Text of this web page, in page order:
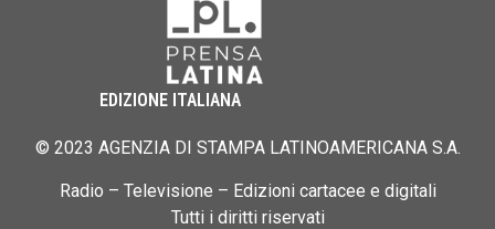
EDIZIONE ITALIANA
© 2023 AGENZIA DI STAMPA LATINOAMERICANA S.A.
Radio – Televisione – Edizioni cartacee e digitali
Tutti i diritti riservati